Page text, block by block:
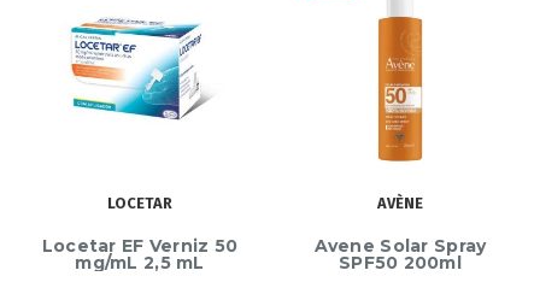
LOCETAR
Locetar EF Verniz 50
mg/mL 2,5 mL
AVÈNE
Avene Solar Spray
SPF50 200ml